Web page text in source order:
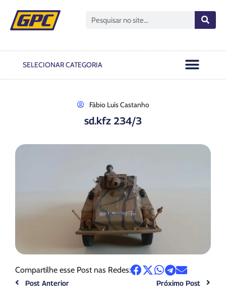
SELECIONAR CATEGORIA
Fábio Luís Castanho
sd.kfz 234/3
Compartilhe esse Post nas Redes:
Post Anterior Próximo Post